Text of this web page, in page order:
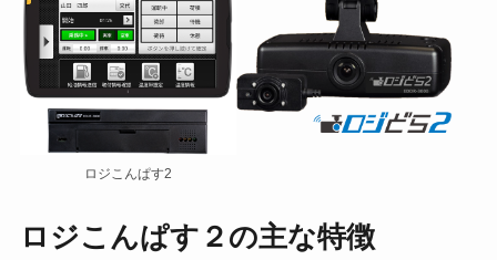
ロジこんぱす2
ロジこんぱす２の主な特徴